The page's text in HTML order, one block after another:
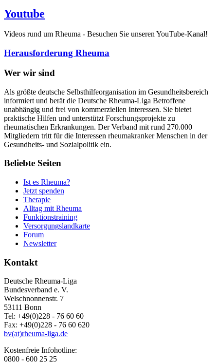
Youtube
Videos rund um Rheuma - Besuchen Sie unseren YouTube-Kanal!
Herausforderung Rheuma
Wer wir sind
Als größte deutsche Selbsthilfeorganisation im Gesundheitsbereich
informiert und berät die Deutsche Rheuma-Liga Betroffene
unabhängig und frei von kommerziellen Interessen. Sie bietet
praktische Hilfen und unterstützt Forschungsprojekte zu
rheumatischen Erkrankungen. Der Verband mit rund 270.000
Mitgliedern tritt für die Interessen rheumakranker Menschen in der
Gesundheits- und Sozialpolitik ein.
Beliebte Seiten
Ist es Rheuma?
Jetzt spenden
Therapie
Alltag mit Rheuma
Funktionstraining
Versorgungslandkarte
Forum
Newsletter
Kontakt
Deutsche Rheuma-Liga
Bundesverband e. V.
Welschnonnenstr. 7
53111 Bonn
Tel: +49(0)228 - 76 60 60
Fax: +49(0)228 - 76 60 620
bv(at)rheuma-liga.de
Kostenfreie Infohotline:
0800 - 600 25 25